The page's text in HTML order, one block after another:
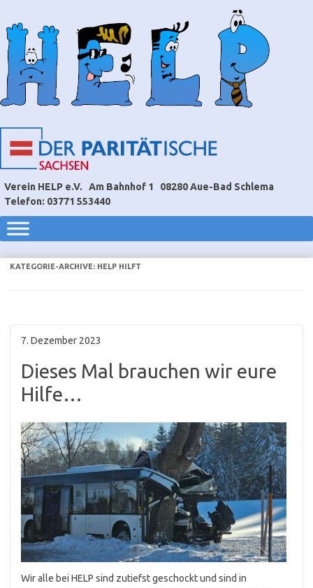
Verein HELP e.V. Am Bahnhof 1
08280 Aue-Bad Schlema
Telefon: 03771 553440
KATEGORIE-ARCHIVE: HELP HILFT
7. Dezember 2023
Dieses Mal brauchen wir eure
Hilfe…
Wir alle bei HELP sind zutiefst geschockt und sind in